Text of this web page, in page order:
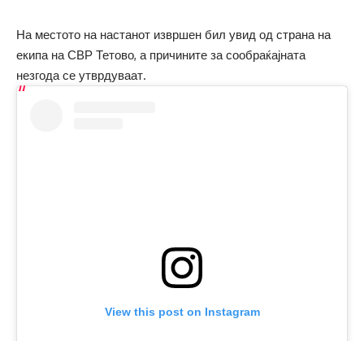
На местото на настанот извршен бил увид од страна на
екипа на СВР Тетово, а причините за сообраќајната
незгода се утврдуваат.
View this post on Instagram